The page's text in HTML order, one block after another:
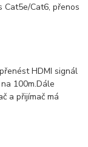
Cat5e/Cat6, přenos
HDMI signál
100m.Dále
a přijímač má